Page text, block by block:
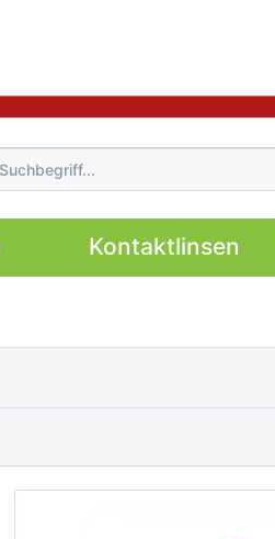
Kontaktlinsen